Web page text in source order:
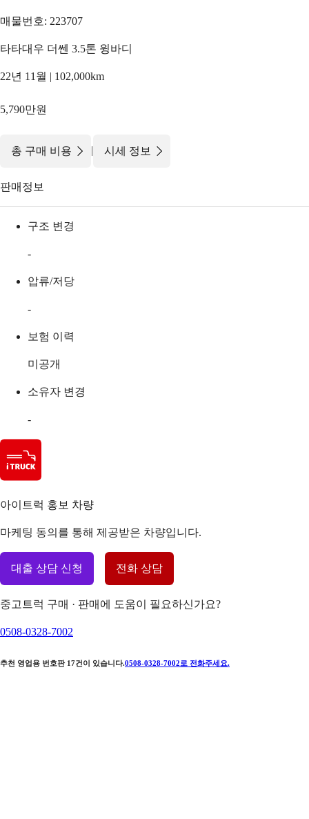
매물번호: 223707
타타대우 더쎈 3.5톤 윙바디
22년 11월 | 102,000km
5,790만원
총 구매 비용 | 시세 정보
판매정보
구조 변경
-
압류/저당
-
보험 이력
미공개
소유자 변경
-
아이트럭 홍보 차량
마케팅 동의를 통해 제공받은 차량입니다.
대출 상담 신청 전화 상담
중고트럭 구매 · 판매에 도움이 필요하신가요?
0508-0328-7002
추천 영업용 번호판 17건이 있습니다.0508-0328-7002 로 전화주세요.